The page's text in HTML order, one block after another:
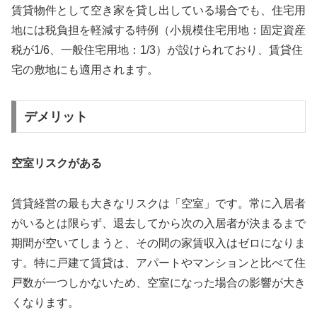
賃貸物件として空き家を貸し出している場合でも、住宅用
地には税負担を軽減する特例（小規模住宅用地：固定資産
税が1/6、一般住宅用地：1/3）が設けられており、賃貸住
宅の敷地にも適用されます。
デメリット
空室リスクがある
賃貸経営の最も大きなリスクは「空室」です。常に入居者
がいるとは限らず、退去してから次の入居者が決まるまで
期間が空いてしまうと、その間の家賃収入はゼロになりま
す。特に戸建て賃貸は、アパートやマンションと比べて住
戸数が一つしかないため、空室になった場合の影響が大き
くなります。